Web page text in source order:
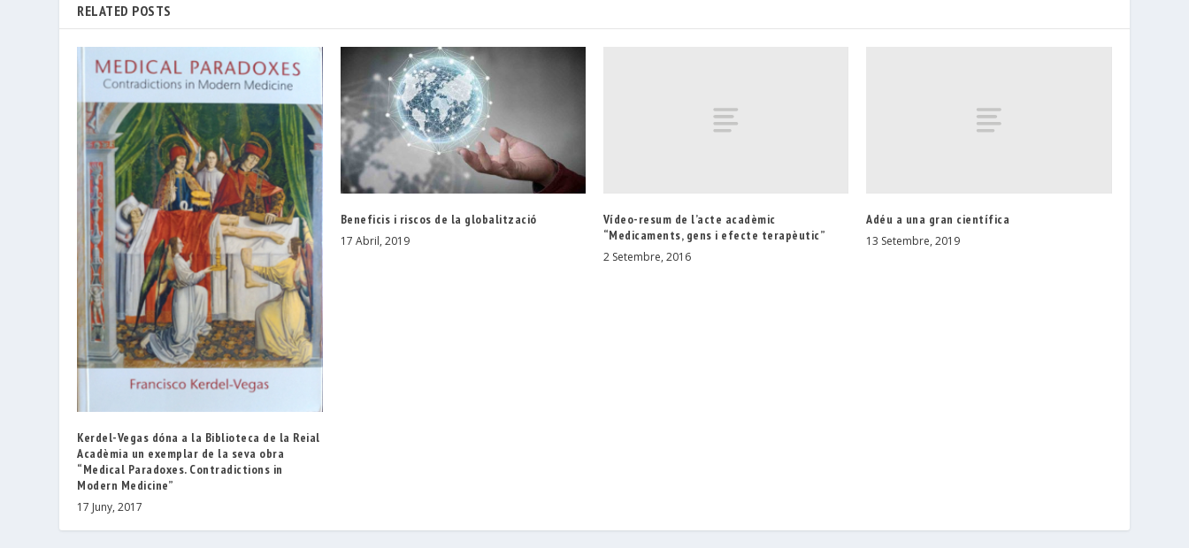
RELATED POSTS
Kerdel-Vegas dóna a la Biblioteca de la Reial
Acadèmia un exemplar de la seva obra
“Medical Paradoxes. Contradictions in
Modern Medicine”
17 Juny, 2017
Beneficis i riscos de la globalització
17 Abril, 2019
Vídeo-resum de l’acte acadèmic
“Medicaments, gens i efecte terapèutic”
2 Setembre, 2016
Adéu a una gran científica
13 Setembre, 2019